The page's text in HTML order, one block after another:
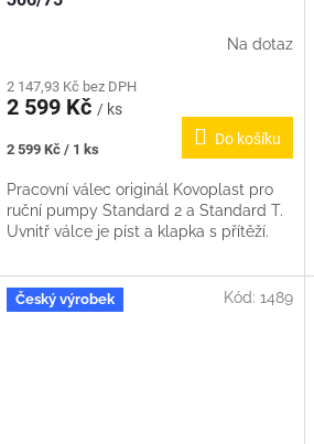
Na dotaz
2 147,93 Kč bez DPH
2 599 Kč / ks
Měrná
2 599 Kč / 1 ks
Do košíku
Pracovní válec originál Kovoplast pro
ruční pumpy Standard 2 a Standard T.
Uvnitř válce je píst a klapka s přítěží.
Český výrobek Kód: 1489